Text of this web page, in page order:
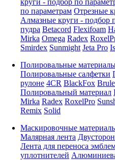
круги - подбор по
по параметрам Отрезные
Алмазные круги - подбор
пудра Betacord Flexifoam
Mirka Omega Radex
Smirdex Sunmight Jeta Pro
Полировальные
Полировальные салфетки
рулоне 4CR BlackFox
Полировальный материал
Mirka Radex RoxelPro
Remix Solid
Маскировочные
Малярная лента
Лента для переноса
уплотнителей